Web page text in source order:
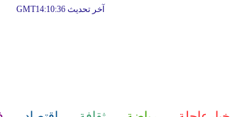
آخر تحديث GMT14:10:36